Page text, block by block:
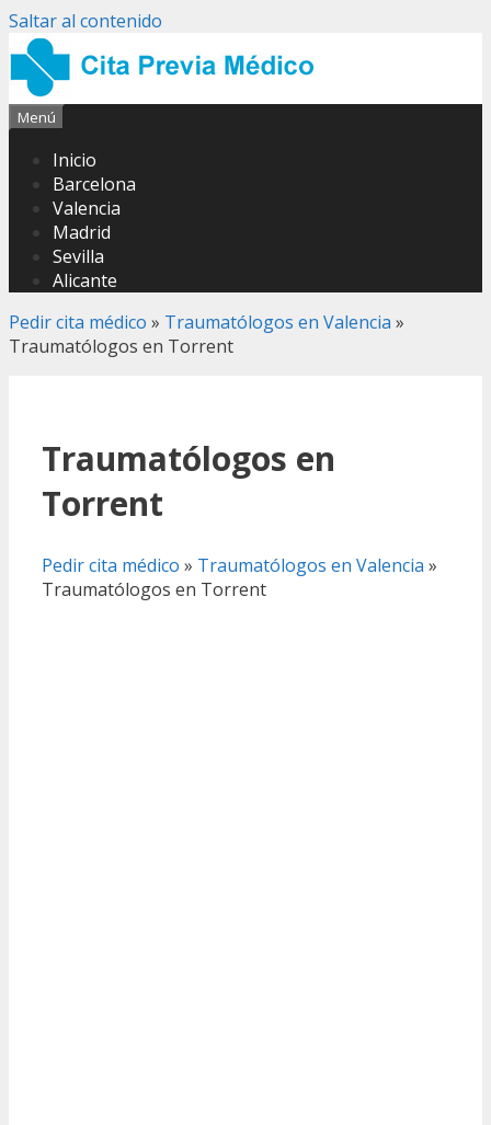
Saltar al contenido
Menú
Inicio
Barcelona
Valencia
Madrid
Sevilla
Alicante
Pedir cita médico » Traumatólogos en Valencia »
Traumatólogos en Torrent
Traumatólogos en
Torrent
Pedir cita médico » Traumatólogos en Valencia »
Traumatólogos en Torrent